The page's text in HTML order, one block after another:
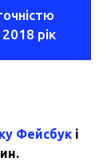
рік
Фейсбук і